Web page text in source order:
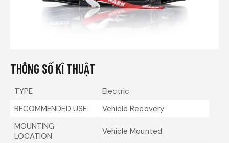
THÔNG SỐ KĨ THUẬT
TYPE
Electric
RECOMMENDED USE
Vehicle Recovery
MOUNTING
LOCATION
Vehicle Mounted